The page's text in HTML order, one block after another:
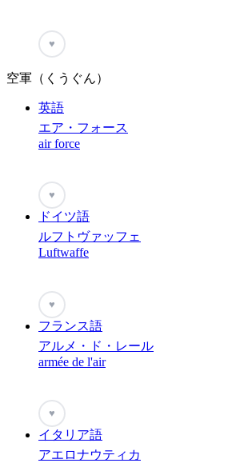
♥
空軍（くうぐん）
英語
エア・フォース
air force
♥
ドイツ語
ルフトヴァッフェ
Luftwaffe
♥
フランス語
アルメ・ド・レール
armée de l'air
♥
イタリア語
アエロナウティカ